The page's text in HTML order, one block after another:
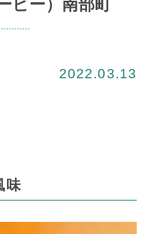
ビー）南部町
2022.03.13
味